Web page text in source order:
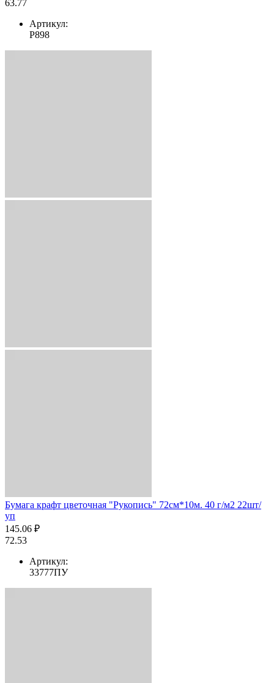
63.77
Артикул:
Р898
Бумага крафт цветочная "Рукопись" 72см*10м. 40 г/м2 22шт/
уп
145.06 ₽
72.53
Артикул:
33777ПУ